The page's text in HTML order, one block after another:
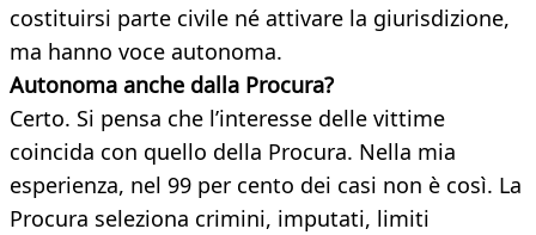
costituirsi parte civile né attivare la giurisdizione,
ma hanno voce autonoma.
Autonoma anche dalla Procura?
Certo. Si pensa che l’interesse delle vittime
coincida con quello della Procura. Nella mia
esperienza, nel 99 per cento dei casi non è così. La
Procura seleziona crimini, imputati, limiti